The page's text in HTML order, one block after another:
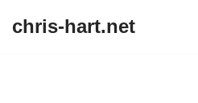
chris-hart.net